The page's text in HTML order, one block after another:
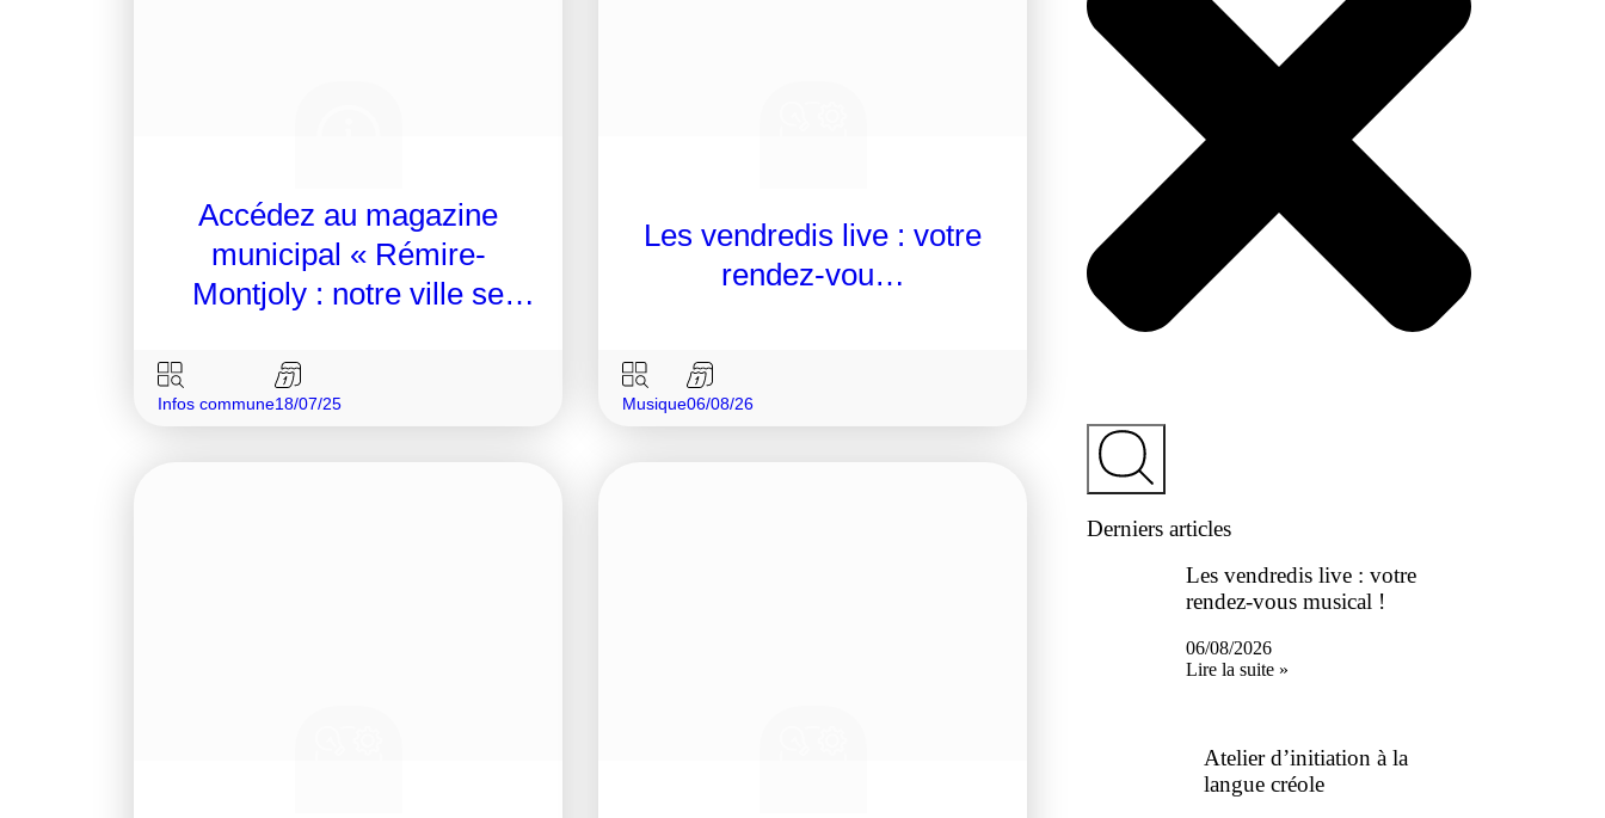
Accédez au magazine
municipal « Rémire-
Montjoly : notre ville se
Infos commune18/07/25
Les vendredis live : votre
rendez-vou…
Musique06/08/26
Derniers articles
Les vendredis live : votre
rendez-vous musical !
06/08/2026
Lire la suite »
Atelier d’initiation à la
langue créole